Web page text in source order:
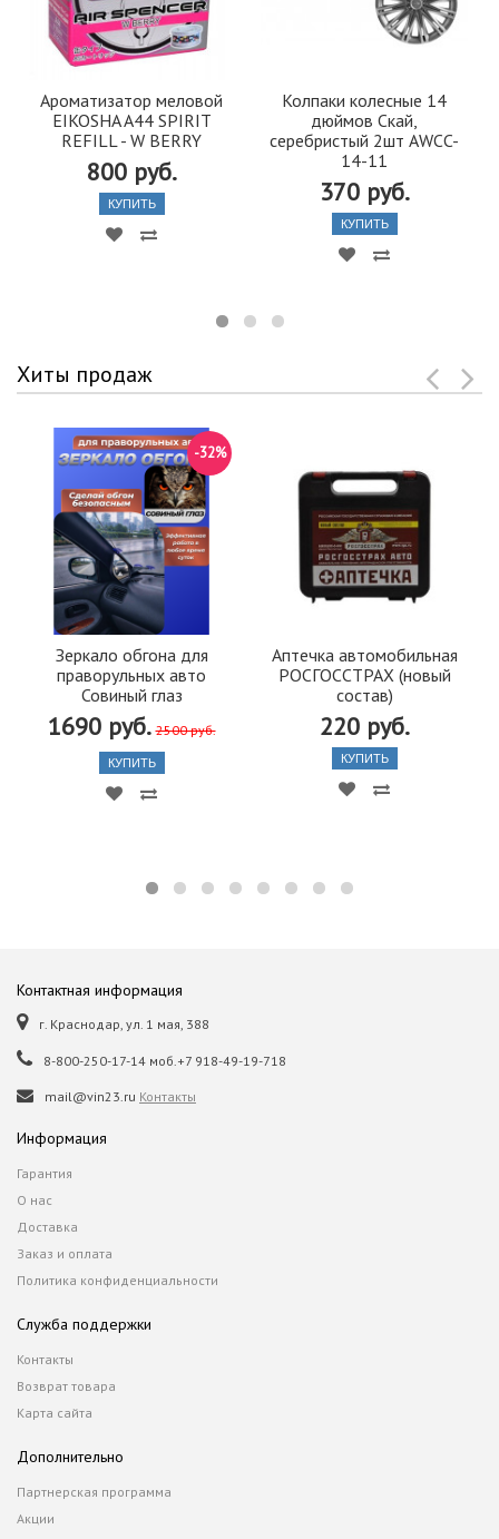
Ароматизатор меловой
EIKOSHA A44 SPIRIT
REFILL - W BERRY
800 руб.
КУПИТЬ
Колпаки колесные 14
дюймов Скай,
серебристый 2шт AWCC-
14-11
370 руб.
КУПИТЬ
Хиты продаж
Зеркало обгона для
праворульных авто
Совиный глаз
1690 руб. 2500 руб.
-32%
КУПИТЬ
Аптечка автомобильная
РОСГОССТРАХ (новый
состав)
220 руб.
КУПИТЬ
Контактная информация
г. Краснодар, ул. 1 мая, 388
8-800-250-17-14 моб.+7 918-49-19-718
mail@vin23.ru Контакты
Информация
Гарантия
О нас
Доставка
Заказ и оплата
Политика конфиденциальности
Служба поддержки
Контакты
Возврат товара
Карта сайта
Дополнительно
Партнерская программа
Акции